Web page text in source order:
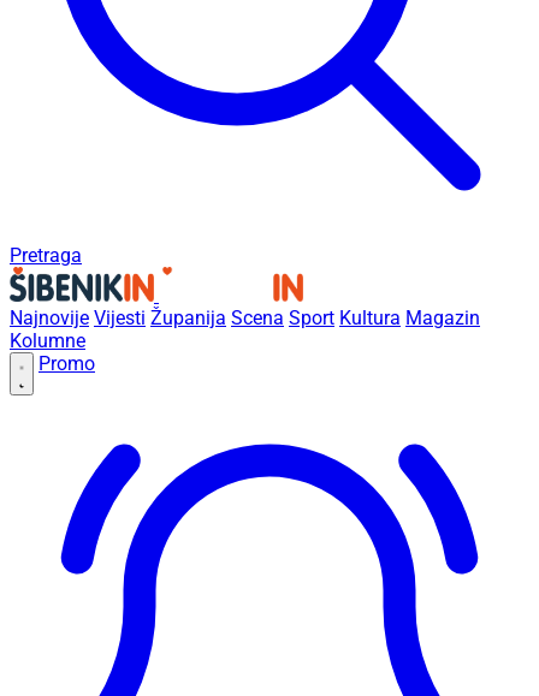
Pretraga
Najnovije Vijesti Županija Scena Sport Kultura Magazin
Kolumne
Promo